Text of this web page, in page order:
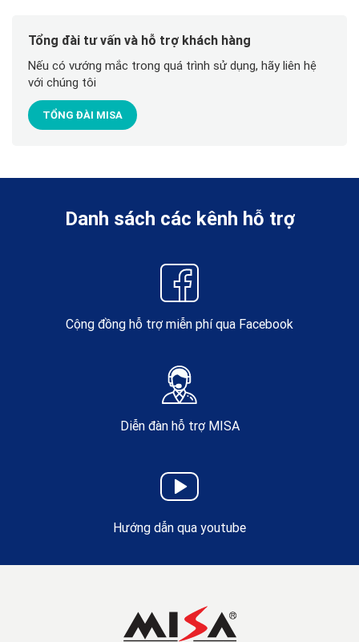
Tổng đài tư vấn và hỗ trợ khách hàng
Nếu có vướng mắc trong quá trình sử dụng, hãy liên hệ
với chúng tôi
TỔNG ĐÀI MISA
Danh sách các kênh hỗ trợ
Cộng đồng hỗ trợ miễn phí qua Facebook
Diễn đàn hỗ trợ MISA
Hướng dẫn qua youtube